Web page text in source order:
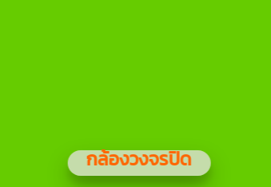
กล้องวงจรปิด